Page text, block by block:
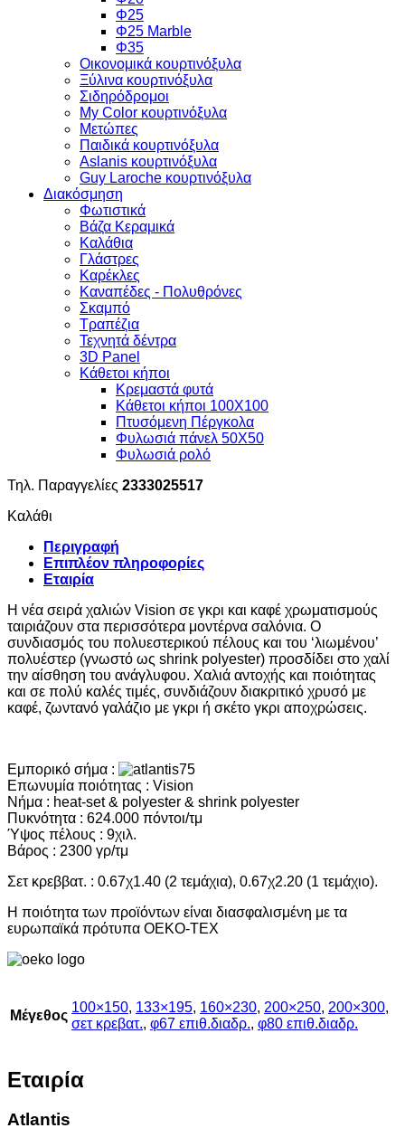
Φ25
Φ25 Marble
Φ35
Οικονομικά κουρτινόξυλα
Ξύλινα κουρτινόξυλα
Σιδηρόδρομοι
My Color κουρτινόξυλα
Μετώπες
Παιδικά κουρτινόξυλα
Aslanis κουρτινόξυλα
Guy Laroche κουρτινόξυλα
Διακόσμηση
Φωτιστικά
Βάζα Κεραμικά
Καλάθια
Γλάστρες
Καρέκλες
Καναπέδες - Πολυθρόνες
Σκαμπό
Τραπέζια
Τεχνητά δέντρα
3D Panel
Κάθετοι κήποι
Κρεμαστά φυτά
Κάθετοι κήποι 100Χ100
Πτυσόμενη Πέργκολα
Φυλωσιά πάνελ 50Χ50
Φυλωσιά ρολό
Τηλ. Παραγγελίες 2333025517
Καλάθι
Περιγραφή
Επιπλέον πληροφορίες
Εταιρία
Η νέα σειρά χαλιών Vision σε γκρι και καφέ χρωματισμούς
ταιριάζουν στα περισσότερα μοντέρνα σαλόνια. Ο
συνδιασμός του πολυεστερικού πέλους και του ‘λιωμένου’
πολυέστερ (γνωστό ως shrink polyester) προσδίδει στο χαλί
την αίσθηση του ανάγλυφου. Χαλιά αντοχής και ποιότητας
και σε πολύ καλές τιμές, συνδιάζουν διακριτικό χρυσό με
καφέ, ζωντανό γαλάζιο με γκρι ή σκέτο γκρι αποχρώσεις.
Εμπορικό σήμα :
Επωνυμία ποιότητας : Vision
Νήμα : heat-set & polyester & shrink polyester
Πυκνότητα : 624.000 πόντοι/τμ
Ύψος πέλους : 9χιλ.
Βάρος : 2300 γρ/τμ
Σετ κρεββατ. : 0.67χ1.40 (2 τεμάχια), 0.67χ2.20 (1 τεμάχιο).
Η ποιότητα των προϊόντων είναι διασφαλισμένη με τα
ευρωπαϊκά πρότυπα OEKO-TEX
Μέγεθος
100×150, 133×195, 160×230, 200×250, 200×300,
σετ κρεβατ., φ67 επιθ.διαδρ., φ80 επιθ.διαδρ.
Εταιρία
Atlantis